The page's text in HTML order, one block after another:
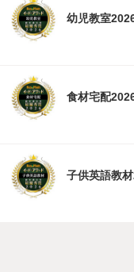
幼児教室
食材宅配
子供英語教